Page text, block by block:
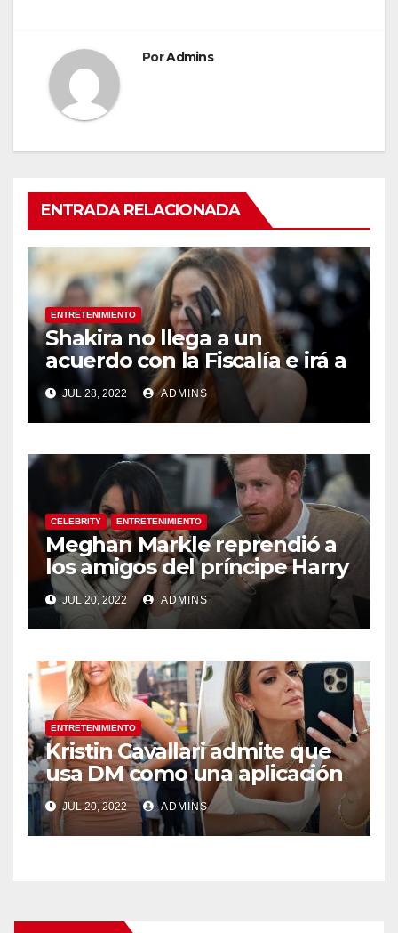
PorAdmins
ENTRADA RELACIONADA
ENTRETENIMIENTO
Shakira no llega a un
acuerdo con la Fiscalía e irá a
juicio en España por
presunta evasión fiscal
JUL 28, 2022 ADMINS
CELEBRITY ENTRETENIMIENTO
Meghan Markle reprendió a
los amigos del príncipe Harry
porque no le gustaban sus
bromas, afirma el biógrafo
real
JUL 20, 2022 ADMINS
ENTRETENIMIENTO
Kristin Cavallari admite que
usa DM como una aplicación
de citas
JUL 20, 2022 ADMINS